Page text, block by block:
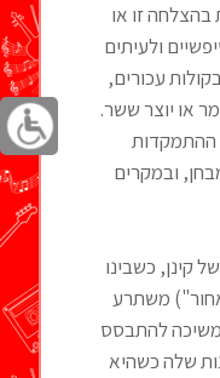
בהצלחה זו או
ולעיתים
עכורים,
או יוצר ששר.
ההתמקדות
ובמקרים
קינן, כשבינו
משתרע
להתבסס
שלה כשהיא